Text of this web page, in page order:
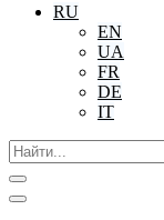
RU
EN
UA
FR
DE
IT